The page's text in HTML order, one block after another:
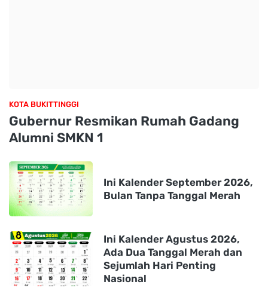
KOTA BUKITTINGGI
Gubernur Resmikan Rumah Gadang
Alumni SMKN 1
Ini Kalender September 2026,
Bulan Tanpa Tanggal Merah
Ini Kalender Agustus 2026,
Ada Dua Tanggal Merah dan
Sejumlah Hari Penting
Nasional